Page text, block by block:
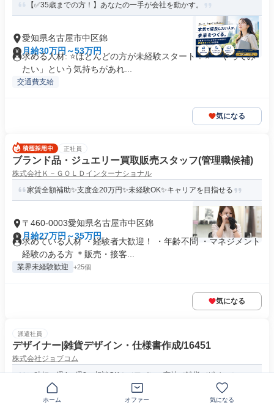
【✅35歳までの方！】あなたの一手が会社を動かす。
愛知県名古屋市中区錦
月給30万円～53万円
求める人材: ⭐ほとんどの方が未経験スタート！⭐ 「やってみ
たい」という気持ちがあれ...
交通費支給
気になる
正社員
ブランド品・ジュエリー買取販売スタッフ(管理職候補)
株式会社Ｋ－ＧＯＬＤインターナショナル
家賃全額補助✨支度金20万円✨未経験OK✨キャリアを目指せる
〒460-0003愛知県名古屋市中区錦
月給27万円～35万円
求めている人材 ・経験者大歓迎！ ・年齢不問 ・マネジメント
経験のある方 ＊販売・接客...
業界未経験歓迎 +25個
気になる
派遣社員
デザイナー|雑貨デザイン・仕様書作成/16451
株式会社ジョブコム
＼時短・週4・週3の相談OK！／アパレル商社で雑貨デザイン＊
ホーム オファー 気になる